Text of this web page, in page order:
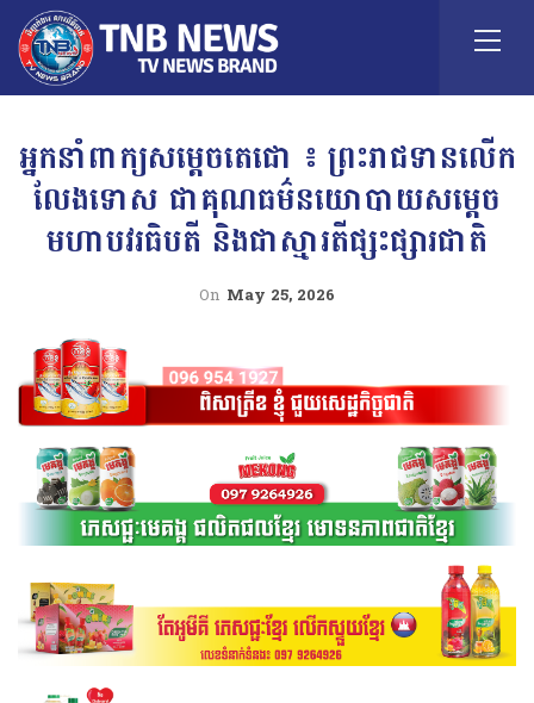
អ្នកនាំពាក្យសម្តេចតេជោ ៖ ព្រះរាជទានលើក
លែងទោស ជាគុណធម៌នយោបាយសម្តេច
មហាបវរធិបតី និងជាស្មារតីផ្សះផ្សារជាតិ
On May 25, 2026